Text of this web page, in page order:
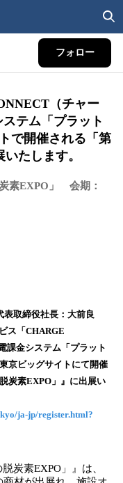
フォロー
（チャー
テム「プラット
で開催される「第
たします。
素EXPO」 会期：
表取締役社長：大前良
ス「CHARGE
課金システム「プラット
京ビッグサイトにて開催
炭素EXPO」』に出展い
ja-jp/register.html?
炭素EXPO」』は、